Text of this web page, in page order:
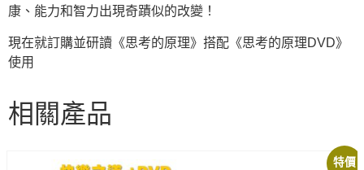
康、能力和智力出現奇蹟似的改變！
現在就訂購並研讀《思考的原理》搭配《思考的原理DVD》
使用
相關產品
特價